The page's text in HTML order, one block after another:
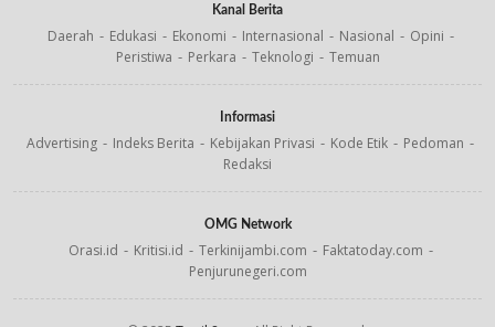
Kanal Berita
Daerah Edukasi Ekonomi Internasional Nasional
Opini
Peristiwa
Perkara Teknologi Temuan
Informasi
Advertising Indeks Berita Kebijakan Privasi Kode Etik
Pedoman
Redaksi
OMG Network
Orasi.id Kritisi.id Terkinijambi.com
Faktatoday.com
Penjurunegeri.com